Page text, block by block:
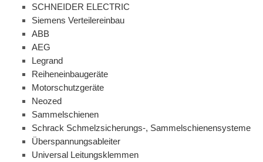
SCHNEIDER ELECTRIC
Siemens Verteilereinbau
ABB
AEG
Legrand
Reiheneinbaugeräte
Motorschutzgeräte
Neozed
Sammelschienen
Schrack Schmelzsicherungs-, Sammelschienensysteme
Überspannungsableiter
Universal Leitungsklemmen